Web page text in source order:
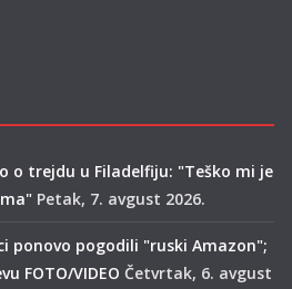
o trejdu u Filadelfiju: "Teško mi je
Petak, 7. avgust 2026.
ponovo pogodili "ruski Amazon";
FOTO/VIDEO Četvrtak, 6. avgust